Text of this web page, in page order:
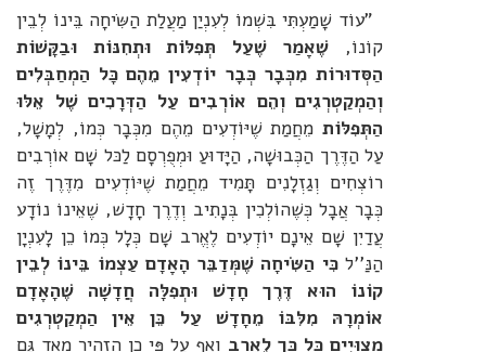
"עוֹד שָׁמַעְתִּי בִּשְׁמוֹ לְעִנְיַן מַעֲלַת הַשִּׂיחָה בֵּינוֹ לְבֵין
קוֹנוֹ, שֶׁאָמַר שֶׁעַל תְּפִלּוֹת וּתְחִנּוֹת וּבַקָּשׁוֹת
הַסְּדוּרוֹת מִכְּבָר כְּבָר יוֹדְעִין מֵהֶם כָּל הַמְחַבְּלִים
וְהַמְקַטְרְגִים וְהֵם אוֹרְבִים עַל הַדְּרָכִים שֶׁל אֵלּוּ
הַתְּפִלּוֹת מֵחֲמַת שֶׁיּוֹדְעִים מֵהֶם מִכְּבָר כְּמוֹ, לְמָשָׁל,
עַל הַדֶּרֶך הַכְּבוּשָׁה, הַיָּדוּעַ וּמְפֻרְסָם לַכּל שָׁם אוֹרְבִים
רוֹצְחִים וְגַזְלָנִים תָּמִיד מֵחֲמַת שֶׁיּוֹדְעִים מִדֶּרֶך זֶה
כְּבָר אֲבָל כְּשֶׁהוֹלְכִין בְּנָתִיב וְדֶרֶך חָדָשׁ, שֶׁאֵינוֹ נוֹדָע
עֲדַיִן שָׁם אֵינָם יוֹדְעִים לֶאֱרב שָׁם כְּלָל כְּמוֹ כֵן לָעִנְיָן
הַנַּ''לכִּי הַשִּׂיחָה שֶׁמְּדַבֵּר הָאָדָם עַצְמוֹ בֵּינוֹ לְבֵין
קוֹנוֹ הוּא דֶּרֶך חָדָשׁ וּתְפִלָּה חֲדָשָׁה שֶׁהָאָדָם
אוֹמְרָהּ מִלִּבּוֹ מֵחָדָשׁ עַל כֵּן אֵין הַמְקַטְרְגִים
מְצוּיִים כָּל כָּך לֶאֱרב וְאַף עַל פִּי כֵן הִזְהִיר מְאד גַּם